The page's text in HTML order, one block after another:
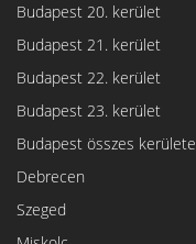
Budapest 20. kerület
Budapest 21. kerület
Budapest 22. kerület
Budapest 23. kerület
Budapest összes kerülete
Debrecen
Szeged